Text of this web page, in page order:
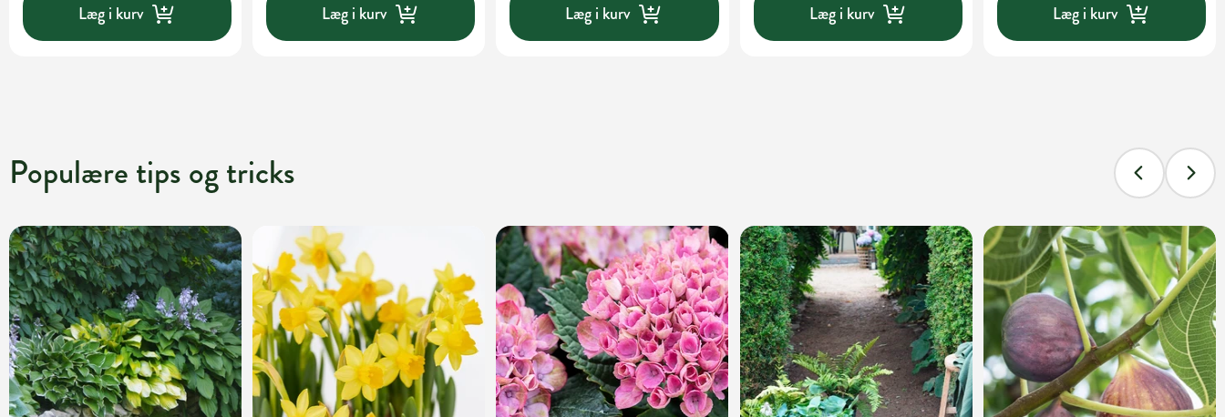
Læg i kurv Læg i kurv Læg i kurv Læg i kurv Læg i kurv
Populære tips og tricks